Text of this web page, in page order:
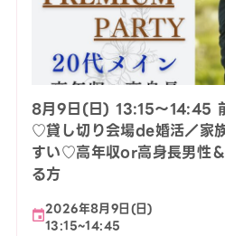
8月9日(日) 13:15〜14:45
♡貸し切り会場de婚活／家
すい♡高年収or高身長男性
る方
2026年8月9日(日)
13:15~14:45